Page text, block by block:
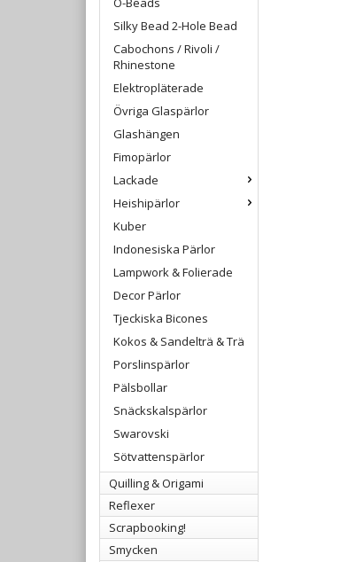
Silky Bead 2-Hole Bead
Cabochons / Rivoli /
Rhinestone
Elektropläterade
Övriga Glaspärlor
Glashängen
Fimopärlor
Lackade
Heishipärlor
Kuber
Indonesiska Pärlor
Lampwork & Folierade
Decor Pärlor
Tjeckiska Bicones
Kokos & Sandelträ & Trä
Porslinspärlor
Pälsbollar
Snäckskalspärlor
Swarovski
Sötvattenspärlor
Quilling & Origami
Reflexer
Scrapbooking!
Smycken